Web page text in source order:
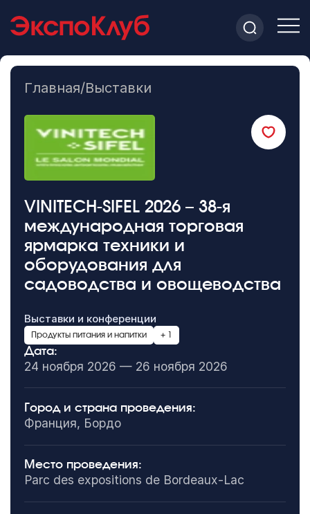
Главная/Выставки
VINITECH-SIFEL 2026 – 38-я
международная торговая
ярмарка техники и
оборудования для
садоводства и овощеводства
Выставки и конференции
Продукты питания и напитки + 1
Дата:
24 ноября 2026 — 26 ноября 2026
Город и страна проведения:
Франция, Бордо
Место проведения:
Parc des expositions de Bordeaux-Lac